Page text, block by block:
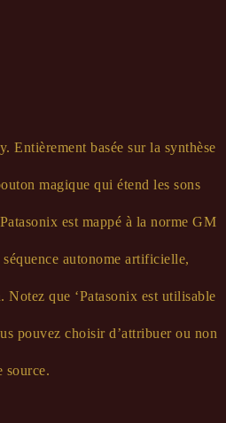
Entièrement basée sur la synthèse
magique qui étend les sons
est mappé à la norme GM
autonome artificielle,
Notez que ‘Patasonix est utilisable
pouvez choisir d’attribuer ou non
source.